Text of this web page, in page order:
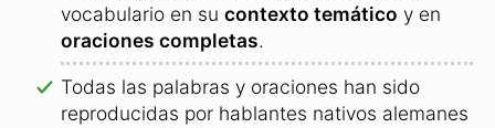
vocabulario en su contexto temático y en
oraciones completas.
Todas las palabras y oraciones han sido
reproducidas por hablantes nativos alemanes